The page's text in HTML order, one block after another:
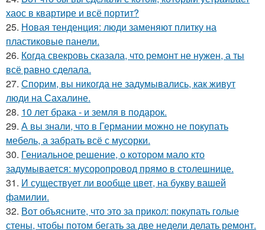
хаос в квартире и всё портит?
25. Новая тенденция: люди заменяют плитку на
пластиковые панели.
26. Когда свекровь сказала, что ремонт не нужен, а ты
всё равно сделала.
27. Спорим, вы никогда не задумывались, как живут
люди на Сахалине.
28. 10 лет брака - и земля в подарок.
29. А вы знали, что в Германии можно не покупать
мебель, а забрать всё с мусорки.
30. Гениальное решение, о котором мало кто
задумывается: мусоропровод прямо в столешнице.
31. И существует ли вообще цвет, на букву вашей
фамилии.
32. Вот объясните, что это за прикол: покупать голые
стены, чтобы потом бегать за две недели делать ремонт.